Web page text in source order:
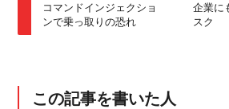
コマンドインジェクショ
ンで乗っ取りの恐れ
企業に
スク
この記事を書いた人